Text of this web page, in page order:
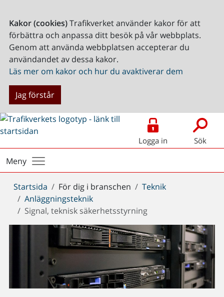
Kakor (cookies)Trafikverket använder kakor för att
förbättra och anpassa ditt besök på vår webbplats.
Genom att använda webbplatsen accepterar du
användandet av dessa kakor.
Läs mer om kakor och hur du avaktiverar dem
Jag förstår
Logga in Sök
Meny
Du
är
här:
Startsida För dig i branschen
Teknik
Anläggningsteknik
Signal, teknisk säkerhetsstyrning